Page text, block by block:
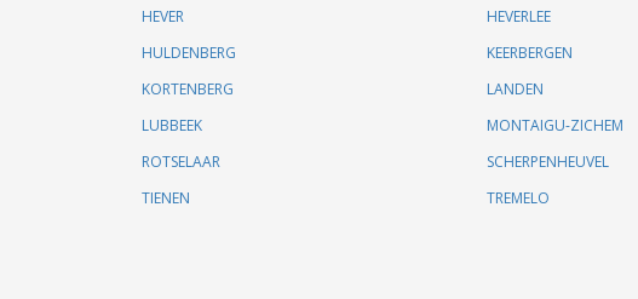
HEVER
HEVERLEE
HULDENBERG
KEERBERGEN
KORTENBERG
LANDEN
LUBBEEK
MONTAIGU-ZICHEM
ROTSELAAR
SCHERPENHEUVEL
TIENEN
TREMELO